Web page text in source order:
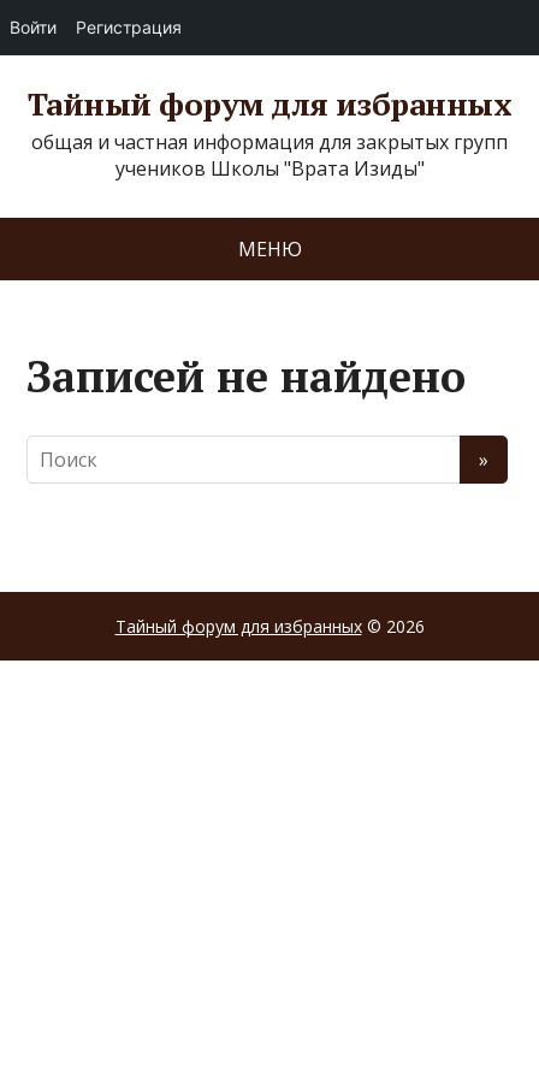
Войти Регистрация
Тайный форум для избранных
общая и частная информация для закрытых групп
учеников Школы "Врата Изиды"
МЕНЮ
Записей не найдено
Тайный форум для избранных© 2026